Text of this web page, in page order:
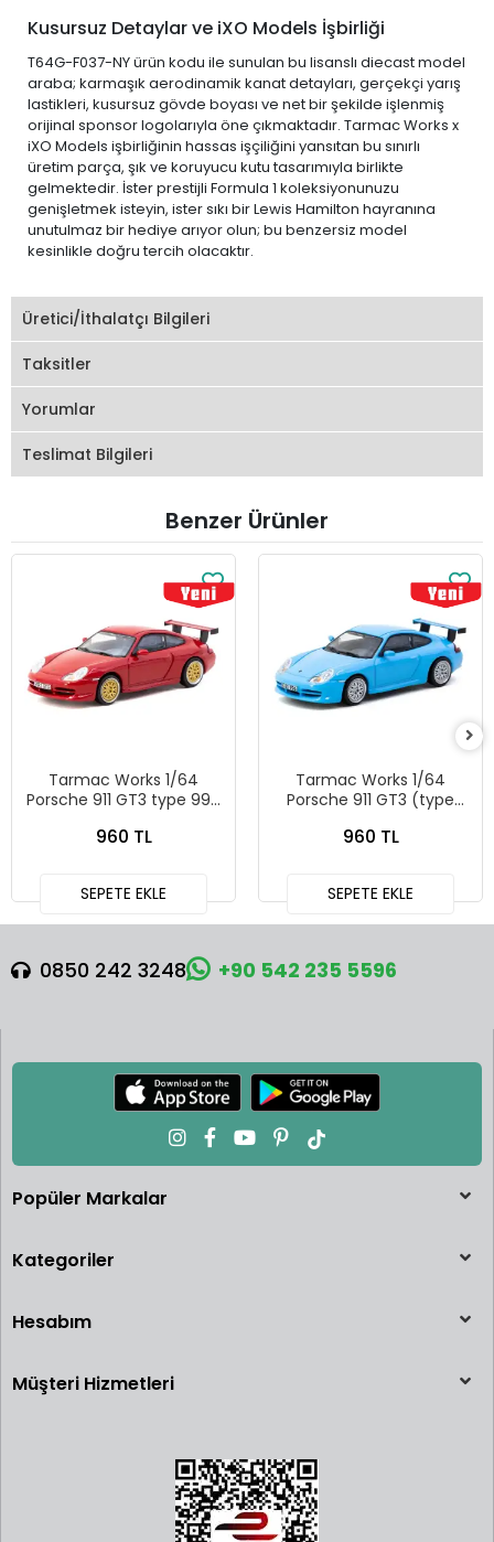
Kusursuz Detaylar ve iXO Models İşbirliği
T64G-F037-NY ürün kodu ile sunulan bu lisanslı diecast model
araba; karmaşık aerodinamik kanat detayları, gerçekçi yarış
lastikleri, kusursuz gövde boyası ve net bir şekilde işlenmiş
orijinal sponsor logolarıyla öne çıkmaktadır. Tarmac Works x
iXO Models işbirliğinin hassas işçiliğini yansıtan bu sınırlı
üretim parça, şık ve koruyucu kutu tasarımıyla birlikte
gelmektedir. İster prestijli Formula 1 koleksiyonunuzu
genişletmek isteyin, ister sıkı bir Lewis Hamilton hayranına
unutulmaz bir hediye arıyor olun; bu benzersiz model
kesinlikle doğru tercih olacaktır.
Üretici/İthalatçı Bilgileri
Taksitler
Yorumlar
Teslimat Bilgileri
Benzer Ürünler
Tarmac Works 1/64
Porsche 911 GT3 type 996
960 TL
SEPETE EKLE
Tarmac Works 1/64
Porsche 911 GT3 (type
Works X iXO Models
960 TL
SEPETE EKLE
0850 242 3248 +90 542 235 5596
Popüler Markalar
Kategoriler
Hesabım
Müşteri Hizmetleri